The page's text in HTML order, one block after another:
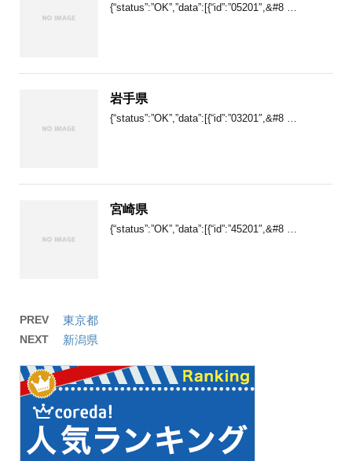
{“status”:”OK”,”data”:[{“id”:”05201″,&#8 …
岩手県
{“status”:”OK”,”data”:[{“id”:”03201″,&#8 …
宮崎県
{“status”:”OK”,”data”:[{“id”:”45201″,&#8 …
PREV 東京都
NEXT 新潟県